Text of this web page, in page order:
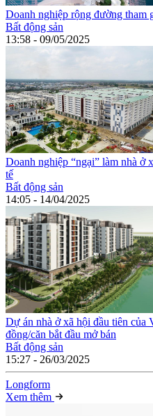
Doanh nghiệp rộng đường tham
Bất động sản
13:58 - 09/05/2025
Doanh nghiệp “ngại” làm nhà ở
tế
Bất động sản
14:05 - 14/04/2025
Dự án nhà ở xã hội đầu tiên của
đồng/căn bắt đầu mở bán
Bất động sản
15:27 - 26/03/2025
Longform
Xem thêm